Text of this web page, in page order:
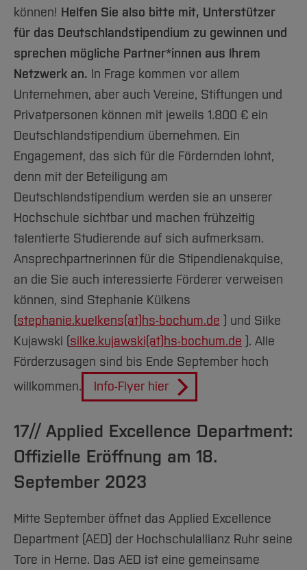
können! Helfen Sie also bitte mit, Unterstützer
für das Deutschlandstipendium zu gewinnen und
sprechen mögliche Partner*innen aus Ihrem
Netzwerk an. In Frage kommen vor allem
Unternehmen, aber auch Vereine, Stiftungen und
Privatpersonen können mit jeweils 1.800 € ein
Deutschlandstipendium übernehmen. Ein
Engagement, das sich für die Fördernden lohnt,
denn mit der Beteiligung am
Deutschlandstipendium werden sie an unserer
Hochschule sichtbar und machen frühzeitig
talentierte Studierende auf sich aufmerksam.
Ansprechpartnerinnen für die Stipendienakquise,
an die Sie auch interessierte Förderer verweisen
können, sind Stephanie Külkens
(stephanie.kuelkens(at)hs-bochum.de ) und Silke
Kujawski (silke.kujawski(at)hs-bochum.de ). Alle
Förderzusagen sind bis Ende September hoch
willkommen.
Info-Flyer hier
17// Applied Excellence Department:
Offizielle Eröffnung am 18.
September 2023
Mitte September öffnet das Applied Excellence
Department (AED) der Hochschulallianz Ruhr seine
Tore in Herne. Das AED ist eine gemeinsame